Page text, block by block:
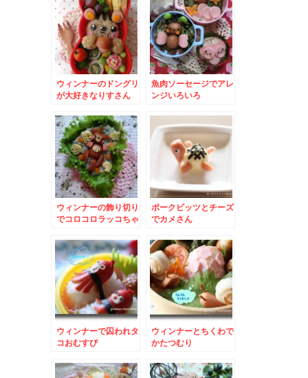
ウィンナーのドングリ
が大好きなりすさん
魚肉ソーセージでアレ
ンジいろいろ
ウィンナーの飾り切り
でコロコロラッコちゃ
ポークビッツとチーズ
でカメさん
ウィンナーで囚われタ
コおむすび
ウィンナーとちくわで
かたつむり